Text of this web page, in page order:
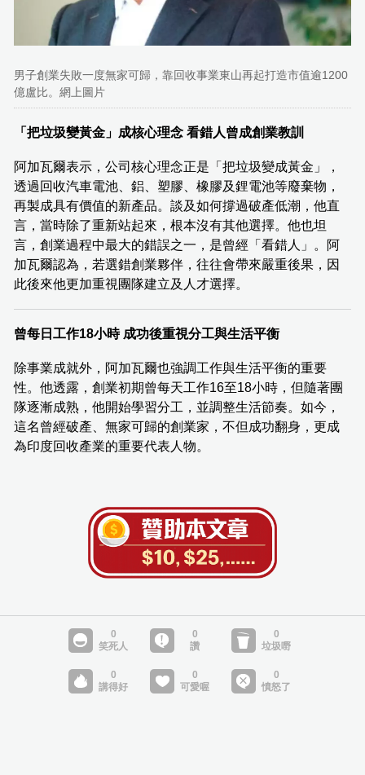
男子創業失敗一度無家可歸，靠回收事業東山再起打造市值逾1200
億盧比。網上圖片
「把垃圾變黃金」成核心理念 看錯人曾成創業教訓
阿加瓦爾表示，公司核心理念正是「把垃圾變成黃金」，
透過回收汽車電池、鋁、塑膠、橡膠及鋰電池等廢棄物，
再製成具有價值的新產品。談及如何撐過破產低潮，他直
言，當時除了重新站起來，根本沒有其他選擇。他也坦
言，創業過程中最大的錯誤之一，是曾經「看錯人」。阿
加瓦爾認為，若選錯創業夥伴，往往會帶來嚴重後果，因
此後來他更加重視團隊建立及人才選擇。
曾每日工作18小時 成功後重視分工與生活平衡
除事業成就外，阿加瓦爾也強調工作與生活平衡的重要
性。他透露，創業初期曾每天工作16至18小時，但隨著團
隊逐漸成熟，他開始學習分工，並調整生活節奏。如今，
這名曾經破產、無家可歸的創業家，不但成功翻身，更成
為印度回收產業的重要代表人物。